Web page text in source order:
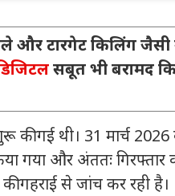
और टारगेट किलिंग जैसी
सबूत भी बरामद
की गई थी। 31 मार्च
गया और अंततः
गहराई से जांच कर रही है।